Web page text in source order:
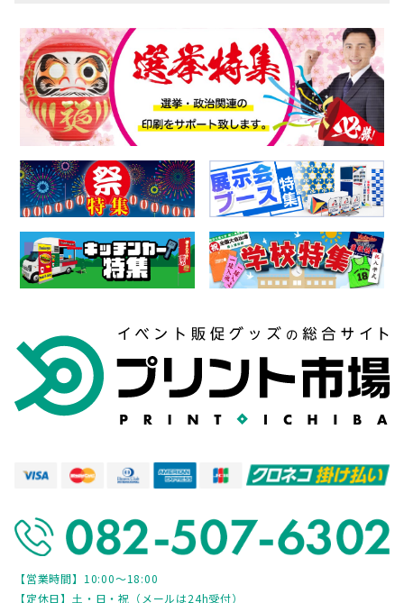
宛の電子メール、プリント市場上の
一般掲示又はその他当社が適当と認めるそ
の他の方法により通知した時点より効力を
発するものとします。
4 規約の変更に伴い、利用者に不利益、損
害が発生した場合、当社はその責任を一切
負わないものとします。
第3条（利用者の地位及び制限事項）
プリント市場において利用者は、提供され
る本サービスのいずれかを享受する時点に
おいて（ここにいう享受には、情報の閲覧
も含みます）、本規約に合意 したものとみ
者としての地位を得るものとします。
利用者は、以下に掲げる行為は行ってはな
バナースタンド 専門店
パーツ・付属品 専門店
特集一覧
よくある質問
お知らせ
会社概要
個人情報保護方針
特定商取引法に基づく表記
お問い合わせフォーム
【営業時間】10:00～18:00
【定休日】土・日・祝（メールは24h受付）